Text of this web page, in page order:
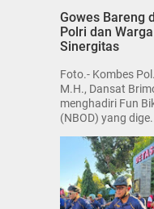
Gowes Bareng
Polri dan
Sinergitas
Foto.- Kombes
M.H., Dansat
menghadiri Fun
(NBOD) yang